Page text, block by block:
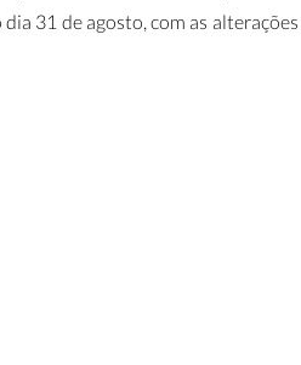
31 de agosto, com as